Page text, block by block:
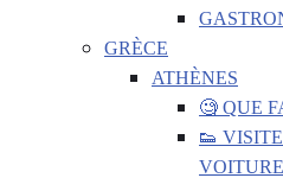
GRÈCE
ATHÈNES
🧐 QUE
👟
VOITURE